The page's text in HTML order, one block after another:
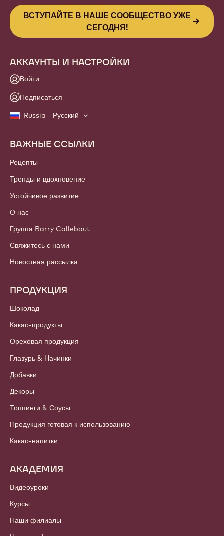
ВСТУПАЙТЕ В НАШЕ СООБЩЕСТВО УЖЕ
СЕГОДНЯ!
АККАУНТЫ И НАСТРОЙКИ
Войти
Подписаться
Russia - Русский
Footer
Callebaut
ВАЖНЫЕ ССЫЛКИ
Рецепты
Тренды и вдохновение
Устойчивое развитие
О нас
Группа Barry Callebaut
Свяжитесь с нами
Новостная рассылка
ПРОДУКЦИЯ
Шоколад
Какао-продукты
Ореховая продукция
Глазурь & Начинки
Добавки
Декоры
Топпинги & Соусы
Продукция готовая к использованию
Какао-напитки
АКАДЕМИЯ
Видеоуроки
Курсы
Наши филиалы